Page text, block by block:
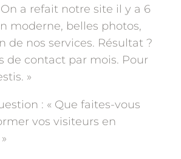
a refait notre site il y a 6
moderne, belles photos,
de nos services. Résultat ?
de contact par mois. Pour
»
: « Que faites-vous
vos visiteurs en